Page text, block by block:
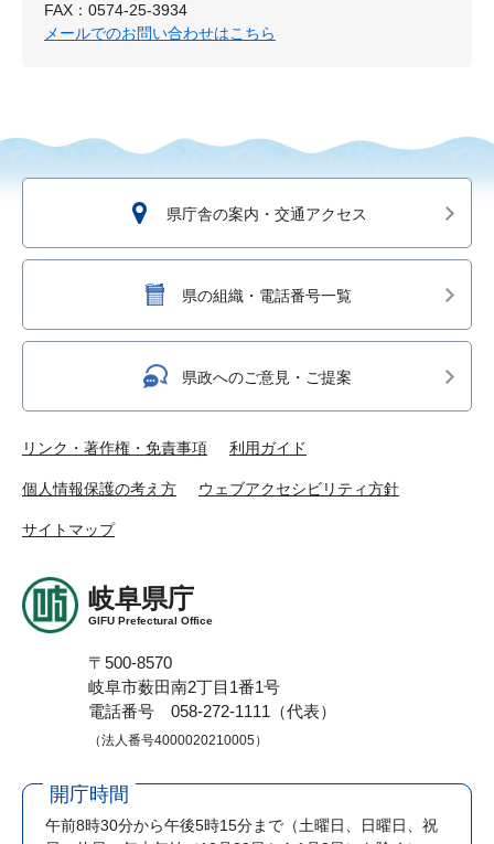
FAX：0574-25-3934
メールでのお問い合わせはこちら
県庁舎の案内・交通アクセス
県の組織・電話番号一覧
県政へのご意見・ご提案
リンク・著作権・免責事項 利用ガイド
個人情報保護の考え方 ウェブアクセシビリティ方針
サイトマップ
岐阜県庁
GIFU Prefectural Office
〒500-8570
岐阜市薮田南2丁目1番1号
電話番号 058-272-1111（代表）
（法人番号4000020210005）
開庁時間
午前8時30分から午後5時15分まで （土曜日、日曜日、祝